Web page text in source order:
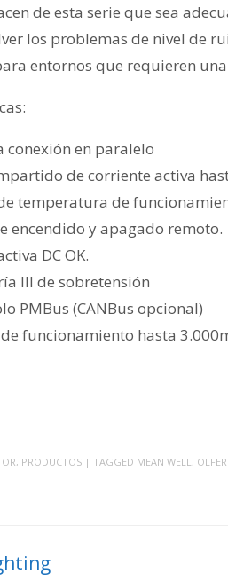
de esta serie que sea
los problemas de nivel de
entornos que requieren
conexión en paralelo
de corriente activa
temperatura de
encendido y apagado remoto.
DC OK.
III de sobretensión
PMBus (CANBus opcional)
funcionamiento hasta
, PRODUCTOS | TAGGED MEAN WELL, OLFER.